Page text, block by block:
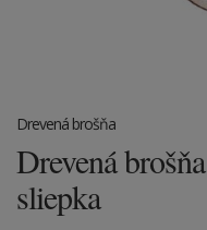
Drevená brošňa
Drevená
sliepka